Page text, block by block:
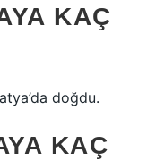
KAÇ
doğdu.
KAÇ